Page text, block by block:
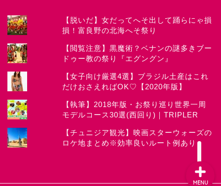
【脱いだ】女だってへそ出して踊らにゃ損
損！富良野の北海へそ祭り
【閲覧注意】黒魔術？ベナンの謎多きブー
ドゥー教の祭り『エグングン』
【女子向け厳選4選】ブラジル土産はこれ
だけおさえればOK♡【2020年版】
【執筆】2018年版・お祭り巡り世界一周
モデルコース30選(西回り)｜TRIPLER
【チュニジア観光】映画スターウォーズの
ロケ地まとめ※効率良いルート例あり
MENU
News
about CHIYOKO
Festival
Works